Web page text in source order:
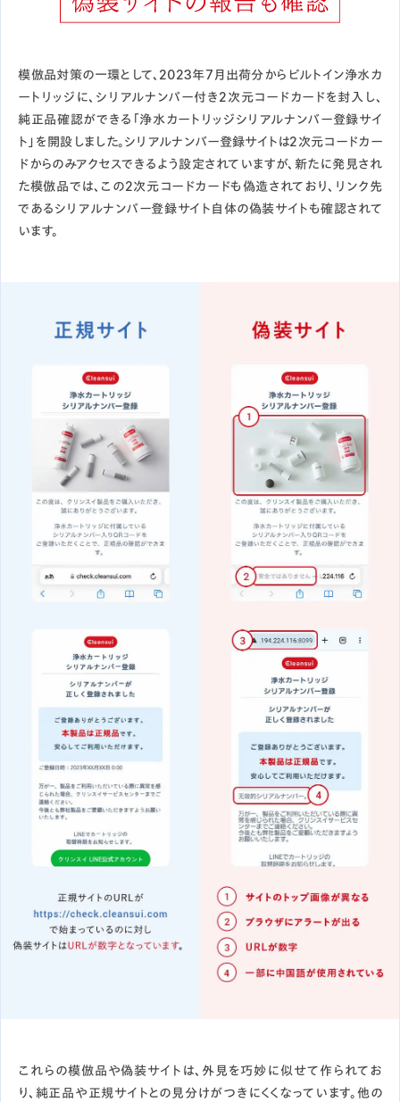
模倣品対策の一環として、2023年7月出荷分からビルトイン浄水カ
ートリッジに、シリアルナンバー付き2次元コードカードを封入し、
純正品確認ができる「浄水カートリッジシリアルナンバー登録サイ
ト」を開設しました。シリアルナンバー登録サイトは2次元コードカー
ドからのみアクセスできるよう設定されていますが、新たに発見され
た模倣品では、この2次元コードカードも偽造されており、リンク先
であるシリアルナンバー登録サイト自体の偽装サイトも確認されて
います。
これらの模倣品や偽装サイトは、外見を巧妙に似せて作られてお
り、純正品や正規サイトとの見分けがつきにくくなっています。他の